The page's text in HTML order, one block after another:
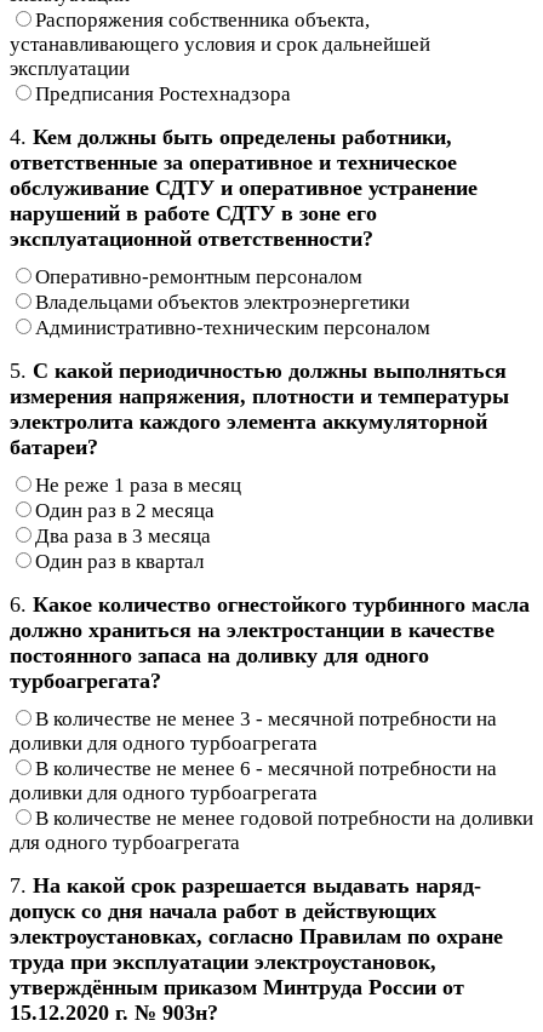
Распоряжения собственника объекта,
устанавливающего условия и срок дальнейшей
эксплуатации
Предписания Ростехнадзора
4. Кем должны быть определены работники,
ответственные за оперативное и техническое
обслуживание СДТУ и оперативное устранение
нарушений в работе СДТУ в зоне его
эксплуатационной ответственности?
Оперативно-ремонтным персоналом
Владельцами объектов электроэнергетики
Административно-техническим персоналом
5. С какой периодичностью должны выполняться
измерения напряжения, плотности и температуры
электролита каждого элемента аккумуляторной
батареи?
Не реже 1 раза в месяц
Один раз в 2 месяца
Два раза в 3 месяца
Один раз в квартал
6. Какое количество огнестойкого турбинного масла
должно храниться на электростанции в качестве
постоянного запаса на доливку для одного
турбоагрегата?
В количестве не менее 3 - месячной потребности на
доливки для одного турбоагрегата
В количестве не менее 6 - месячной потребности на
доливки для одного турбоагрегата
В количестве не менее годовой потребности на доливки
для одного турбоагрегата
7. На какой срок разрешается выдавать наряд-
допуск со дня начала работ в действующих
электроустановках, согласно Правилам по охране
труда при эксплуатации электроустановок,
утверждённым приказом Минтруда России от
15.12.2020 г. № 903н?